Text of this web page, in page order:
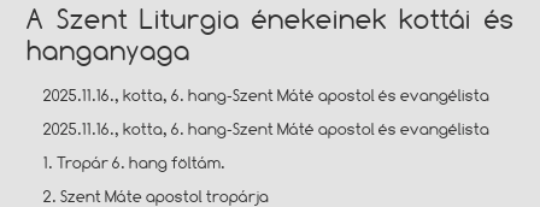
A Szent Liturgia énekeinek kottái és
hanganyaga
2025.11.16., kotta, 6. hang-Szent Máté apostol és evangélista
2025.11.16., kotta, 6. hang-Szent Máté apostol és evangélista
1. Tropár 6. hang föltám.
2. Szent Máte apostol tropárja